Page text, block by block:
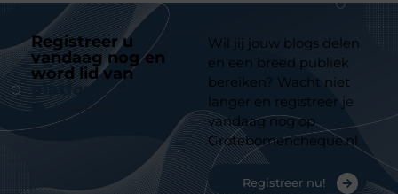
Registreer u
vandaag nog en
word lid van
platform
Wil jij jouw blogs delen
en een breed publiek
bereiken? Wacht niet
langer en registreer je
vandaag nog op
Grotebomencheque.nl
Registreer nu!